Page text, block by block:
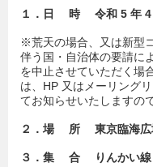
１．日 時 令和 5 年 4
※荒天の場合、又は新型
伴う国・自治体の要請に
を中止させていただく場
は、HP 又はメーリング
てお知らせいたしますの
２．場 所 東京臨海広
３．集 合 りんかい線